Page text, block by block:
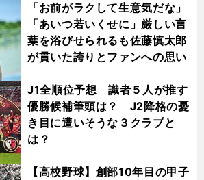
「お前がラクして生意気だな」
「あいつ若いくせに」厳しい言
葉を浴びせられるも佐藤慎太郎
が貫いた誇りとファンへの思い
J1全順位予想 識者５人が推す
優勝候補筆頭は？ J2降格の憂
き目に遭いそうな３クラブと
は？
【高校野球】創部10年目の甲子